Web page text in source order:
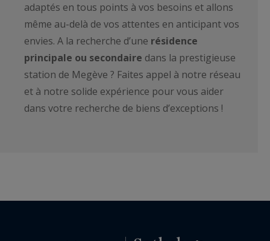
adaptés en tous points à vos besoins et allons
même au-delà de vos attentes en anticipant vos
envies. A la recherche d’une résidence
principale ou secondaire dans la prestigieuse
station de Megève ? Faites appel à notre réseau
et à notre solide expérience pour vous aider
dans votre recherche de biens d’exceptions !